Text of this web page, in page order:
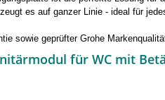
es auf ganzer Linie - ideal für
sowie geprüfter Grohe
für WC mit